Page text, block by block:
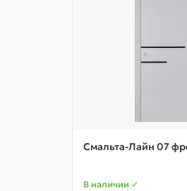
Смальта-Лайн 07
В наличии ✓